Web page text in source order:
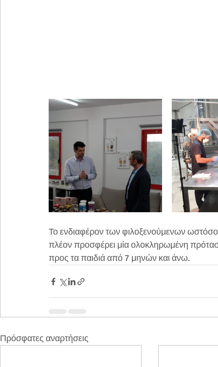
Το ενδιαφέρον των φιλοξενούμενων ωστόσο
πλέον προσφέρει μία ολοκληρωμένη
προς τα παιδιά από 7 μηνών και άνω.
Πρόσφατες αναρτήσεις